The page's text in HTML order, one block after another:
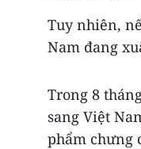
Tuy nhiên,
Nam đang
Trong 8
sang Việt
phẩm chưng